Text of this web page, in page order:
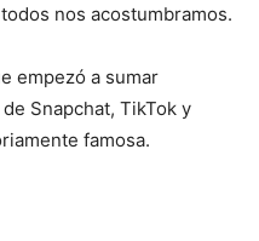
nos acostumbramos.
empezó a sumar
Snapchat, TikTok y
famosa.